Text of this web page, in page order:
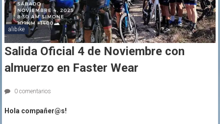
alibike
Salida Oficial 4 de Noviembre con
almuerzo en Faster Wear
0 comentarios
Hola compañer@s!